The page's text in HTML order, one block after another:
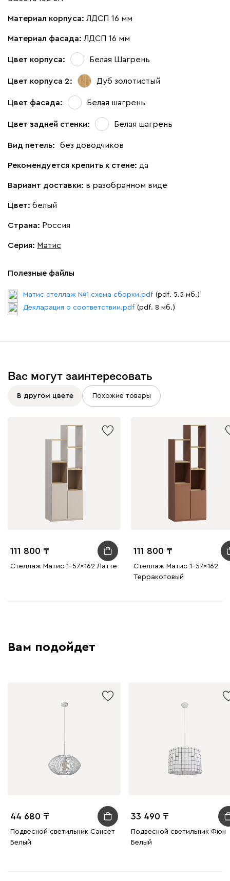
Материал корпуса: ЛДСП 16 мм
Материал фасада: ЛДСП 16 мм
Цвет корпуса: Белая Шагрень
Цвет корпуса 2: Дуб золотистый
Цвет фасада: Белая шагрень
Цвет задней стенки: Белая шагрень
Вид петель: без доводчиков
Рекомендуется крепить к стене: да
Вариант доставки: в разобранном виде
Цвет: белый
Страна: Россия
Серия: Матис
Полезные файлы
Матис стеллаж №1 схема сборки.pdf (pdf. 5.5 мб.)
Декларация о соответствии.pdf (pdf. 8 мб.)
Вас могут заинтересовать
В другом цвете Похожие товары
111 800
Стеллаж Матис 1-57x162 Латте
111 800
Стеллаж Матис 1-57x162
Терракотовый
Вам подойдет
44 680
Подвесной светильник Сансет
Белый
33 490
Подвесной светильник Фюн
Белый